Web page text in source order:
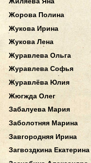
Жорова Полина
Жукова Ирина
Жукова Лена
Журавлева Ольга
Журавлева Софья
Журавлёва Юлия
Жюгжда Олег
Забалуева Мария
Заболотняя Марина
Завгородняя Ирина
Загвоздкина Екатерина